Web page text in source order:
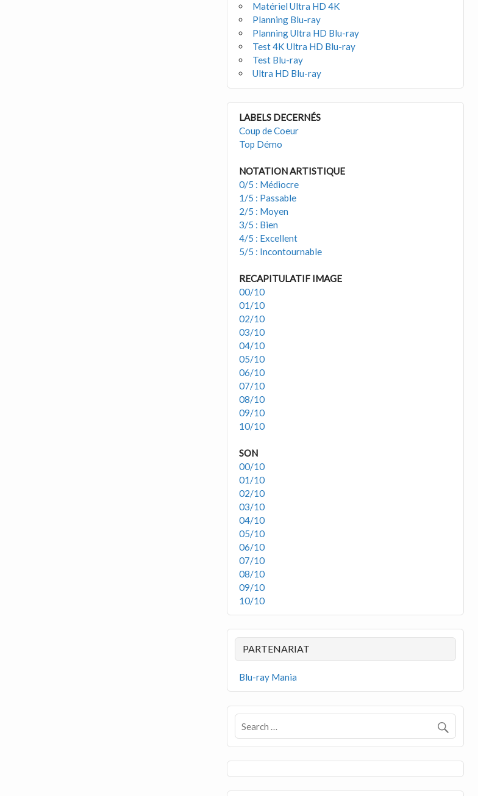
Matériel Ultra HD 4K
Planning Blu-ray
Planning Ultra HD Blu-ray
Test 4K Ultra HD Blu-ray
Test Blu-ray
Ultra HD Blu-ray
LABELS DECERNÉS
Coup de Coeur
Top Démo
NOTATION ARTISTIQUE
0/5 : Médiocre
1/5 : Passable
2/5 : Moyen
3/5 : Bien
4/5 : Excellent
5/5 : Incontournable
RECAPITULATIF IMAGE
00/10
01/10
02/10
03/10
04/10
05/10
06/10
07/10
08/10
09/10
10/10
SON
00/10
01/10
02/10
03/10
04/10
05/10
06/10
07/10
08/10
09/10
10/10
PARTENARIAT
Blu-ray Mania